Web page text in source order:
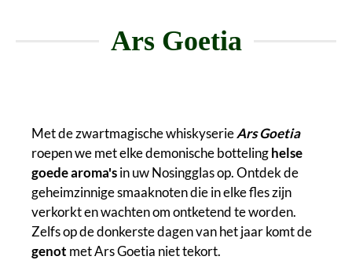
Ars Goetia
Met de zwartmagische whiskyserieArs Goetia
roepen we met elke demonische bottelinghelse
goede aroma'sin uw Nosingglas op. Ontdek de
geheimzinnige smaaknoten die in elke fles zijn
verkorkt en wachten om ontketend te worden.
Zelfs op de donkerste dagen van het jaar komt de
genot met Ars Goetia niet tekort.